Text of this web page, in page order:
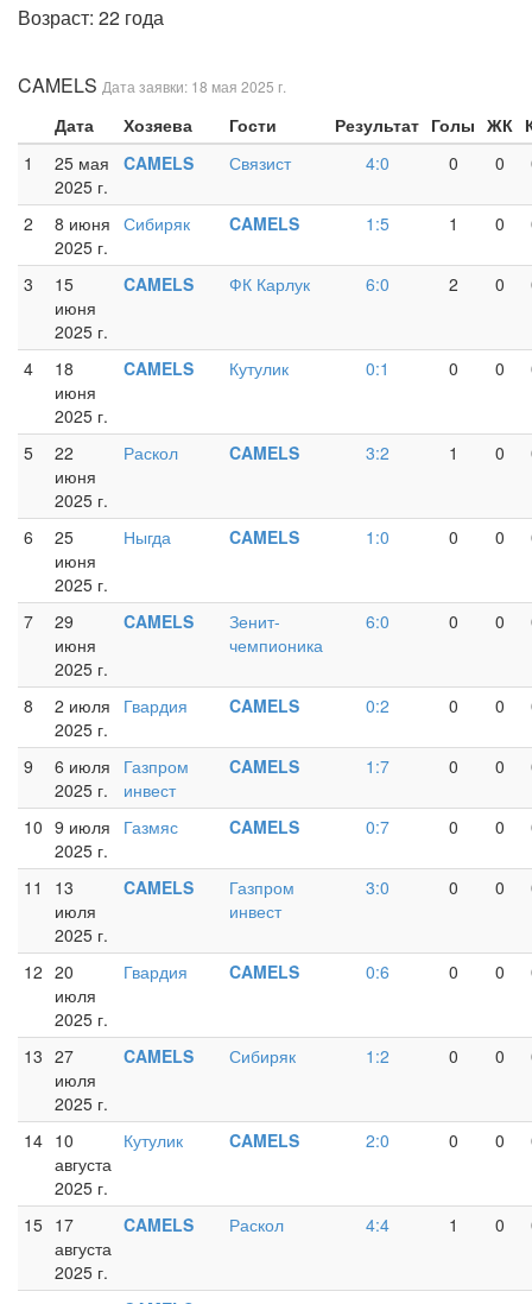
Возраст: 22 года
CAMELS Дата заявки: 18 мая 2025 г.
Дата Хозяева Гости Результат Голы ЖК
1
25 мая
2025 г.
CAMELS Связист 4:0 0 0
2
8 июня
2025 г.
Сибиряк CAMELS 1:5 1 0
3
15
июня
2025 г.
CAMELS ФК Карлук 6:0 2 0
4
18
июня
2025 г.
CAMELS Кутулик 0:1 0 0
5
22
июня
2025 г.
Раскол CAMELS 3:2 1 0
6
25
июня
2025 г.
Ныгда CAMELS 1:0 0 0
7
29
июня
2025 г.
CAMELS
Зенит-
чемпионика
6:0 0 0
8
2 июля
2025 г.
Гвардия CAMELS 0:2 0 0
9
6 июля
2025 г.
Газпром
инвест
CAMELS 1:7 0 0
10 9 июля
2025 г.
Газмяс CAMELS 0:7 0 0
11
13
июля
2025 г.
CAMELS
Газпром
инвест
3:0 0 0
12 20
июля
2025 г.
Гвардия CAMELS 0:6 0 0
13 27
июля
2025 г.
CAMELS Сибиряк 1:2 0 0
14 10
августа
2025 г.
Кутулик CAMELS 2:0 0 0
15 17
августа
2025 г.
CAMELS Раскол 4:4 1 0